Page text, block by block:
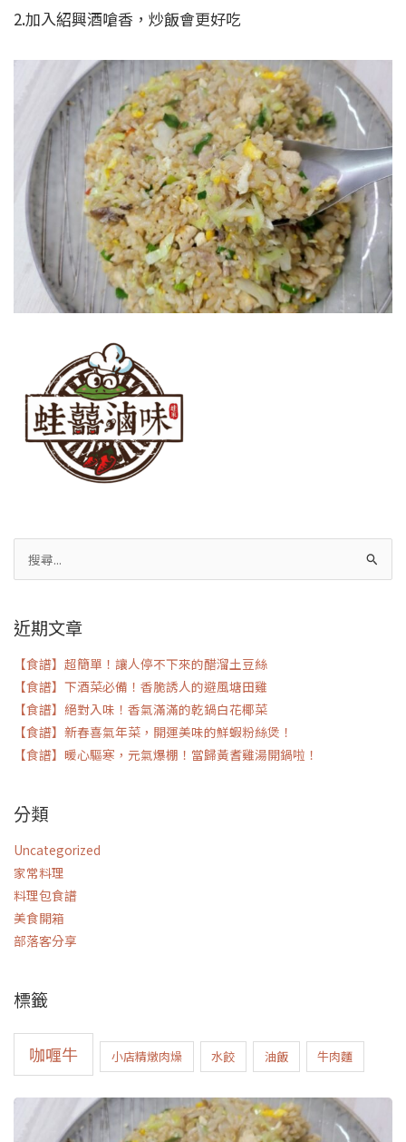
2.加入紹興酒嗆香，炒飯會更好吃
尋
鍵
近期文章
【食譜】超簡單！讓人停不下來的醋溜土豆絲
【食譜】下酒菜必備！香脆誘人的避風塘田雞
【食譜】絕對入味！香氣滿滿的乾鍋白花椰菜
【食譜】新春喜氣年菜，開運美味的鮮蝦粉絲煲！
【食譜】暖心驅寒，元氣爆棚！當歸黃耆雞湯開鍋啦！
分類
Uncategorized
家常料理
料理包食譜
美食開箱
部落客分享
標籤
咖喱牛 小店精燉肉燥 水餃 油飯 牛肉麵